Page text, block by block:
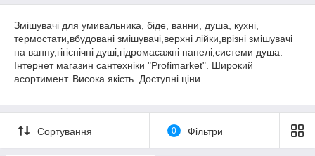
Змішувачі для умивальника, біде, ванни, душа, кухні,
термостати,вбудовані змішувачі,верхні лійки,врізні змішувачі
на ванну,гігієнічні душі,гідромасажні панелі,системи душа.
Інтернет магазин сантехніки "Profimarket". Широкий
асортимент. Висока якість. Доступні ціни.
Сортування 0 Фільтри